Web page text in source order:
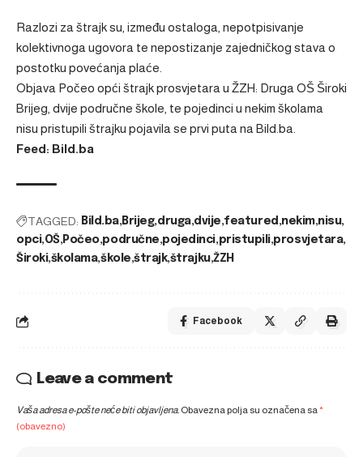
Razlozi za štrajk su, između ostaloga, nepotpisivanje
kolektivnoga ugovora te nepostizanje zajedničkog stava o
postotku povećanja plaće.
Objava Počeo opći štrajk prosvjetara u ŽZH: Druga OŠ Široki
Brijeg, dvije područne škole, te pojedinci u nekim školama
nisu pristupili štrajku pojavila se prvi puta na Bild.ba
Feed: Bild.ba
TAGGED: Bild.ba Brijeg druga dvije featured nekim nisu
opci OŠ Počeo područne pojedinci pristupili prosvjetara
Široki školama škole štrajk štrajku ŽZH
Facebook
Leave a comment
Vaša adresa e-pošte neće biti objavljena. Obavezna polja su označena sa*
(obavezno)